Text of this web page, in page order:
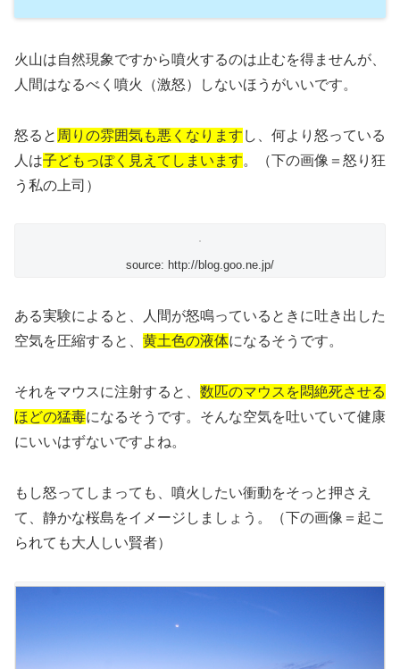
火山は自然現象ですから噴火するのは止むを得ませんが、
人間はなるべく噴火（激怒）しないほうがいいです。
怒ると 周りの雰囲気も悪くなります し、何より怒っている
人は子どもっぽく見えてしまいます。（下の画像＝怒り狂
う私の上司）
source: http://blog.goo.ne.jp/
ある実験によると、人間が怒鳴っているときに吐き出した
空気を圧縮すると、 黄土色の液体になるそうです。
それをマウスに注射すると、 数匹のマウスを悶絶死させる
ほどの猛毒になるそうです。そんな空気を吐いていて健康
にいいはずないですよね。
もし怒ってしまっても、噴火したい衝動をそっと押さえ
て、静かな桜島をイメージしましょう。（下の画像＝起こ
られても大人しい賢者）